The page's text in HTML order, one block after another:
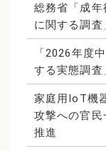
総務省「成年
に関する調
「2026年度
する実態調
家庭用IoT機
攻撃への官
推進